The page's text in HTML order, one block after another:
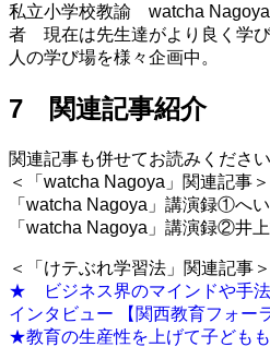
私立小学校教諭 watcha
者 現在は先生達がより良く学
人の学び場を様々企画中。
7 関連記事紹介
関連記事も併せてお読みください
＜「watcha Nagoya」関連記事＞
「watcha Nagoya」講演録①へ
「watcha Nagoya」講演録②井
＜「けテぶれ学習法」関連記事＞
★ ビジネス界のマインドや手
インタビュー 【関西教育フォー
★教育の生産性を上げて子ども